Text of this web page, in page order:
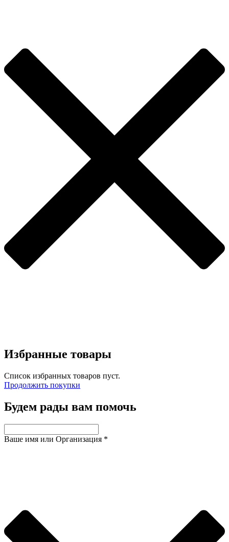
Избранные товары
Список избранных товаров пуст.
Продолжить покупки
Будем рады вам помочь
Ваше имя или Организация *